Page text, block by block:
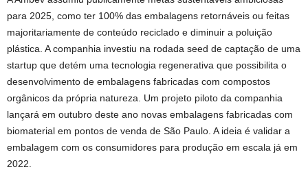
para 2025, como ter 100% das embalagens retornáveis ou feitas
majoritariamente de conteúdo reciclado e diminuir a poluição
plástica. A companhia investiu na rodada seed de captação de uma
startup que detém uma tecnologia regenerativa que possibilita o
desenvolvimento de embalagens fabricadas com compostos
orgânicos da própria natureza. Um projeto piloto da companhia
lançará em outubro deste ano novas embalagens fabricadas com
biomaterial em pontos de venda de São Paulo. A ideia é validar a
embalagem com os consumidores para produção em escala já em
2022.